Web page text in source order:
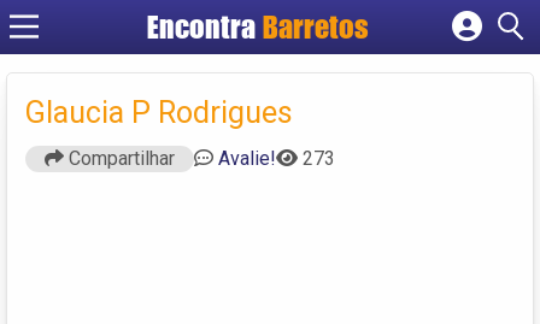
Encontra Barretos
Cadastrar empresa
Criar conta
Glaucia P Rodrigues
Compartilhar Avalie! 273